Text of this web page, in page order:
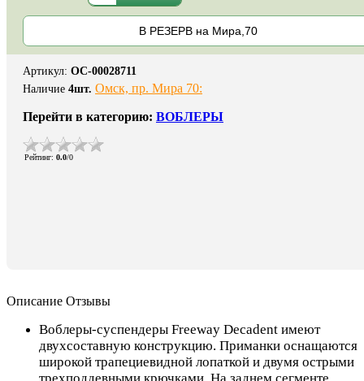
В РЕЗЕРВ на Мира,70
Артикул: ОС-00028711
Наличие 4шт. Омск, пр. Мира 70:
Перейти в категорию: ВОБЛЕРЫ
Рейтинг: 0.0/0
Описание Отзывы
Воблеры-суспендеры Freeway Decadent имеют
двухсоставную конструкцию. Приманки оснащаются
широкой трапециевидной лопаткой и двумя острыми
трехподдевными крючками. На заднем сегменте